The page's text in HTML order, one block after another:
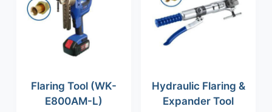
Flaring Tool (WK-
E800AM-L)
Hydraulic Flaring &
Expander Tool